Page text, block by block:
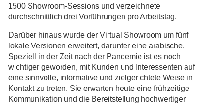
1500 Showroom-Sessions und verzeichnete
durchschnittlich drei Vorführungen pro Arbeitstag.
Darüber hinaus wurde der Virtual Showroom um fünf
lokale Versionen erweitert, darunter eine arabische.
Speziell in der Zeit nach der Pandemie ist es noch
wichtiger geworden, mit Kunden und Interessenten auf
eine sinnvolle, informative und zielgerichtete Weise in
Kontakt zu treten. Sie erwarten heute eine frühzeitige
Kommunikation und die Bereitstellung hochwertiger